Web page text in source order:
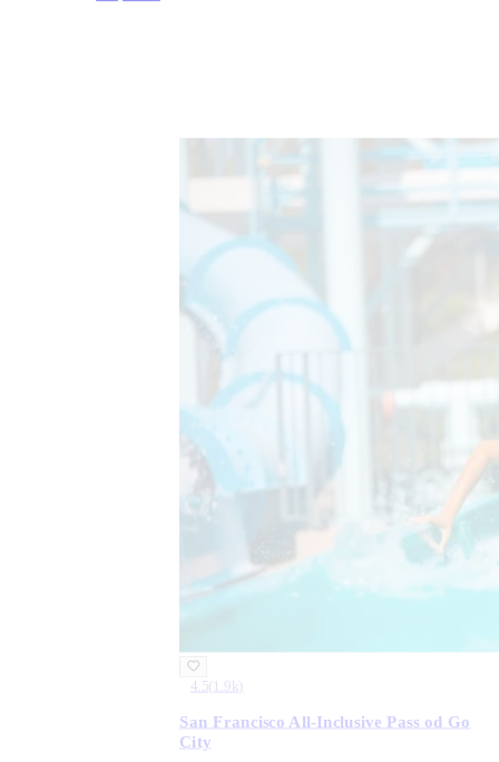
4.5( 1.9k )
San Francisco All-Inclusive Pass od Go
City